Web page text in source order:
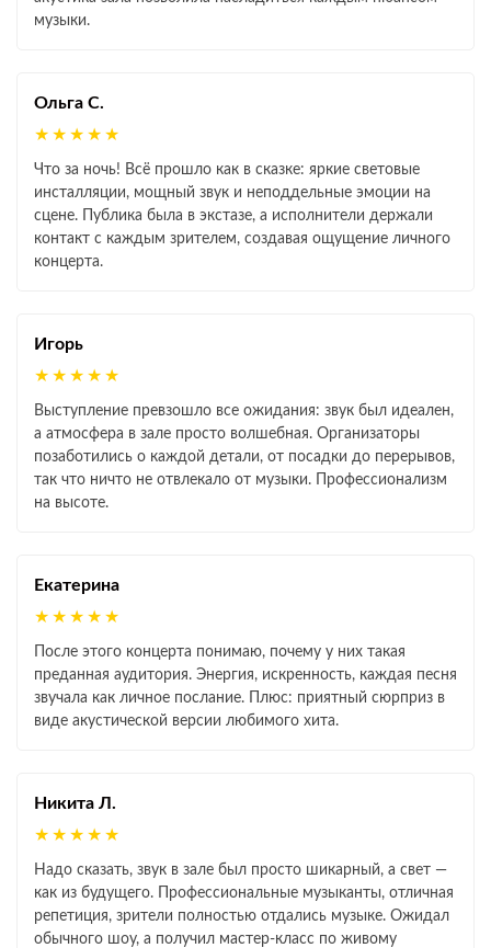
музыки.
Ольга С.
★★★★★
Что за ночь! Всё прошло как в сказке: яркие световые
инсталляции, мощный звук и неподдельные эмоции на
сцене. Публика была в экстазе, а исполнители держали
контакт с каждым зрителем, создавая ощущение личного
концерта.
Игорь
★★★★★
Выступление превзошло все ожидания: звук был идеален,
а атмосфера в зале просто волшебная. Организаторы
позаботились о каждой детали, от посадки до перерывов,
так что ничто не отвлекало от музыки. Профессионализм
на высоте.
Екатерина
★★★★★
После этого концерта понимаю, почему у них такая
преданная аудитория. Энергия, искренность, каждая песня
звучала как личное послание. Плюс: приятный сюрприз в
виде акустической версии любимого хита.
Никита Л.
★★★★★
Надо сказать, звук в зале был просто шикарный, а свет —
как из будущего. Профессиональные музыканты, отличная
репетиция, зрители полностью отдались музыке. Ожидал
обычного шоу, а получил мастер-класс по живому